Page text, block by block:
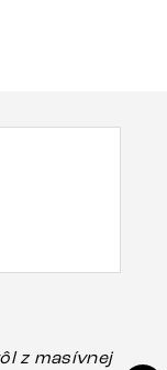
z masívnej